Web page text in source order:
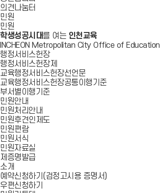
의견나눔터
민원
민원
학생성공시대를 여는 인천교육
INCHEON Metropolitan City Office of Education
행정서비스헌장
행정서비스헌장제
교육행정서비스헌장선언문
교육행정서비스헌장공통이행기준
부서별이행기준
민원안내
민원처리안내
민원후견인제도
민원편람
민원서식
민원자료실
제증명발급
소개
예약신청하기(검정고시용 증명서)
우편신청하기